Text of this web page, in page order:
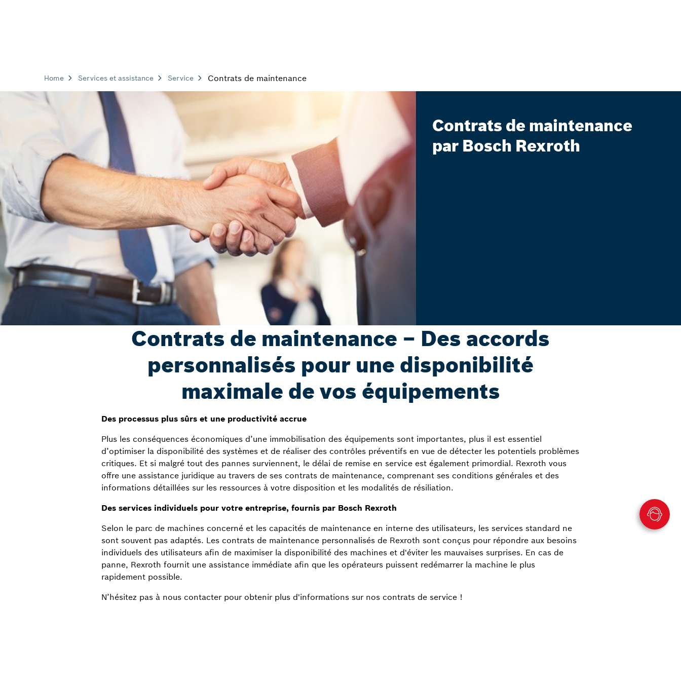
Home Services et assistance Service Contrats de maintenance
Contrats de maintenance
par Bosch Rexroth
Contrats de maintenance – Des accords
personnalisés pour une disponibilité
maximale de vos équipements
Des processus plus sûrs et une productivité accrue
Plus les conséquences économiques d’une immobilisation des équipements sont importantes, plus il est essentiel
d’optimiser la disponibilité des systèmes et de réaliser des contrôles préventifs en vue de détecter les potentiels problèmes
critiques. Et si malgré tout des pannes surviennent, le délai de remise en service est également primordial. Rexroth vous
offre une assistance juridique au travers de ses contrats de maintenance, comprenant ses conditions générales et des
informations détaillées sur les ressources à votre disposition et les modalités de résiliation.
Des services individuels pour votre entreprise, fournis par Bosch Rexroth
Selon le parc de machines concerné et les capacités de maintenance en interne des utilisateurs, les services standard ne
sont souvent pas adaptés. Les contrats de maintenance personnalisés de Rexroth sont conçus pour répondre aux besoins
individuels des utilisateurs afin de maximiser la disponibilité des machines et d'éviter les mauvaises surprises. En cas de
panne, Rexroth fournit une assistance immédiate afin que les opérateurs puissent redémarrer la machine le plus
rapidement possible.
N’hésitez pas à nous contacter pour obtenir plus d'informations sur nos contrats de service !